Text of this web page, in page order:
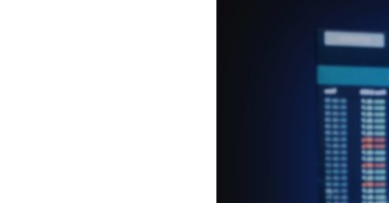
Закључак:
У овом чланку смо
доступних на тржишту.
помоћи да остварите